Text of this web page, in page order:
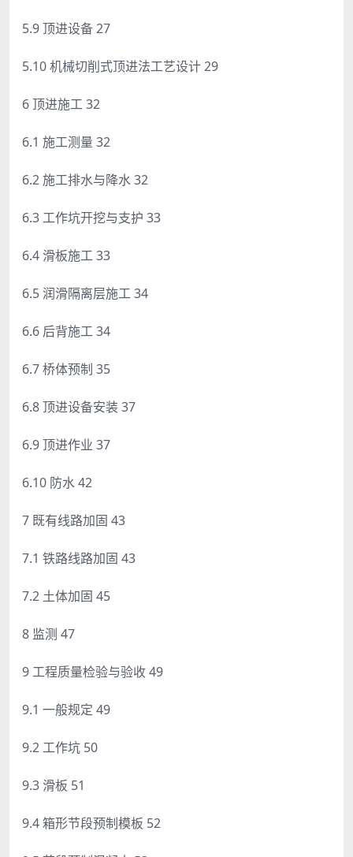
5.9 顶进设备 27
5.10 机械切削式顶进法工艺设计 29
6 顶进施工 32
6.1 施工测量 32
6.2 施工排水与降水 32
6.3 工作坑开挖与支护 33
6.4 滑板施工 33
6.5 润滑隔离层施工 34
6.6 后背施工 34
6.7 桥体预制 35
6.8 顶进设备安装 37
6.9 顶进作业 37
6.10 防水 42
7 既有线路加固 43
7.1 铁路线路加固 43
7.2 土体加固 45
8 监测 47
9 工程质量检验与验收 49
9.1 一般规定 49
9.2 工作坑 50
9.3 滑板 51
9.4 箱形节段预制模板 52